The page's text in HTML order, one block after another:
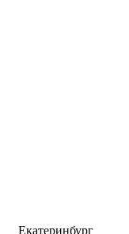
Екатеринбург